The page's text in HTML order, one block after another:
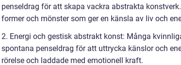
penseldrag för att skapa vackra abstrakta
former och mönster som ger en känsla av liv och
2. Energi och gestisk abstrakt konst: Många
spontana penseldrag för att uttrycka känslor och
rörelse och laddade med emotionell kraft.